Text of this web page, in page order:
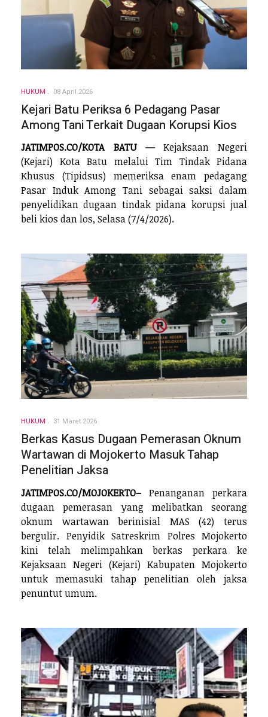
HUKUM 08 April 2026
Kejari Batu Periksa 6 Pedagang Pasar
Among Tani Terkait Dugaan Korupsi Kios
JATIMPOS.CO/KOTA BATU —Kejaksaan Negeri
(Kejari) Kota Batu melalui Tim Tindak Pidana
Khusus (Tipidsus) memeriksa enam pedagang
Pasar Induk Among Tani sebagai saksi dalam
penyelidikan dugaan tindak pidana korupsi jual
beli kios dan los, Selasa (7/4/2026).
HUKUM 31 Maret 2026
Berkas Kasus Dugaan Pemerasan Oknum
Wartawan di Mojokerto Masuk Tahap
Penelitian Jaksa
JATIMPOS.CO/MOJOKERTO– Penanganan perkara
dugaan pemerasan yang melibatkan seorang
oknum wartawan berinisial MAS (42) terus
bergulir. Penyidik Satreskrim Polres Mojokerto
kini telah melimpahkan berkas perkara ke
Kejaksaan Negeri (Kejari) Kabupaten Mojokerto
untuk memasuki tahap penelitian oleh jaksa
penuntut umum.